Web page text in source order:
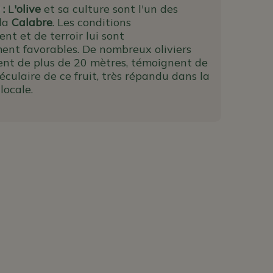
: L'olive et sa culture sont l'un des
Calabre. Les conditions
et de terroir lui sont
favorables. De nombreux oliviers
de plus de 20 mètres, témoignent de
de ce fruit, très répandu dans la